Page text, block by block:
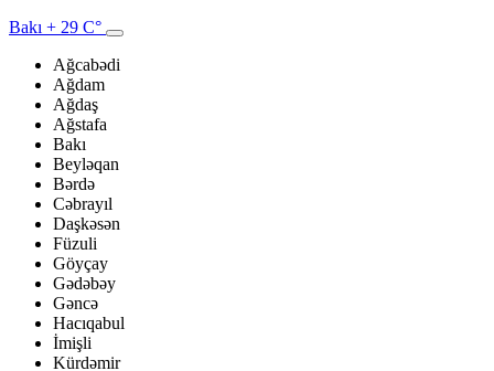
Bakı + 29 C°
Ağcabədi
Ağdam
Ağdaş
Ağstafa
Bakı
Beyləqan
Bərdə
Cəbrayıl
Daşkəsən
Füzuli
Göyçay
Gədəbəy
Gəncə
Hacıqabul
İmişli
Kürdəmir